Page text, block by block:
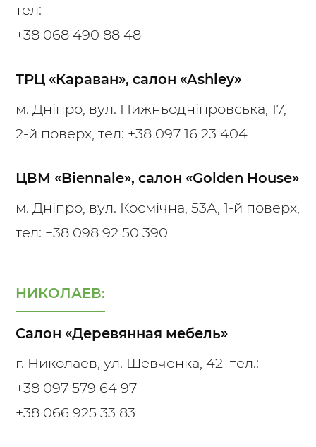
тел:
+38 068 490 88 48
ТРЦ «Караван», салон «Ashley»
м. Дніпро, вул. Нижньодніпровська, 17,
2-й поверх, тел: +38 097 16 23 404
ЦВМ «Biennale», салон «Golden House»
м. Дніпро, вул. Космічна, 53А, 1-й поверх,
тел: +38 098 92 50 390
НИКОЛАЕВ:
Салон «Деревянная мебель»
г. Николаев, ул. Шевченка, 42 тел.:
+38 097 579 64 97
+38 066 925 33 83